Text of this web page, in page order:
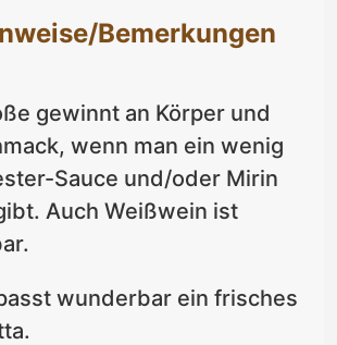
Bemerkungen
gewinnt an Körper und
wenn man ein wenig
Sauce und/oder Mirin
Auch Weißwein ist
wunderbar ein frisches